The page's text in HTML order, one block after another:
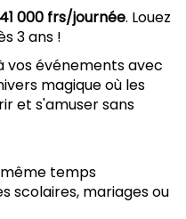
000 frs/journée. Louez
3 ans !
vos événements avec
magique où les
et s'amuser sans
même temps
scolaires, mariages ou